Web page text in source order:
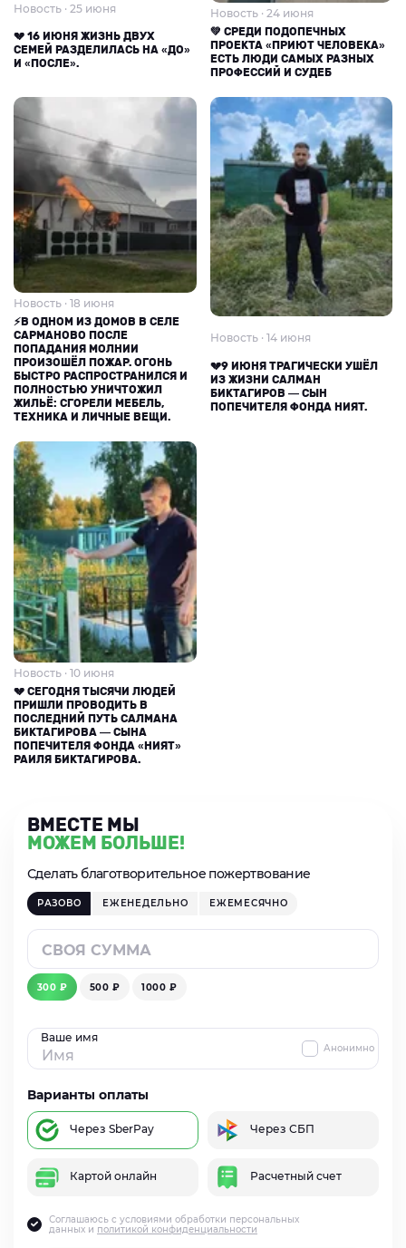
Новость · 25 июня
💔 16 ИЮНЯ ЖИЗНЬ ДВУХ
СЕМЕЙ РАЗДЕЛИЛАСЬ НА «ДО»
И «ПОСЛЕ».
Новость · 24 июня
💚 СРЕДИ ПОДОПЕЧНЫХ
ПРОЕКТА «ПРИЮТ ЧЕЛОВЕКА»
ЕСТЬ ЛЮДИ САМЫХ РАЗНЫХ
ПРОФЕССИЙ И СУДЕБ
Новость · 18 июня
⚡В ОДНОМ ИЗ ДОМОВ В СЕЛЕ
САРМАНОВО ПОСЛЕ
ПОПАДАНИЯ МОЛНИИ
ПРОИЗОШЁЛ ПОЖАР. ОГОНЬ
БЫСТРО РАСПРОСТРАНИЛСЯ И
ПОЛНОСТЬЮ УНИЧТОЖИЛ
ЖИЛЬЁ: СГОРЕЛИ МЕБЕЛЬ,
ТЕХНИКА И ЛИЧНЫЕ ВЕЩИ.
Новость · 14 июня
💔9 ИЮНЯ ТРАГИЧЕСКИ УШЁЛ
ИЗ ЖИЗНИ САЛМАН
БИКТАГИРОВ — СЫН
ПОПЕЧИТЕЛЯ ФОНДА НИЯТ.
Новость · 10 июня
💔 СЕГОДНЯ ТЫСЯЧИ ЛЮДЕЙ
ПРИШЛИ ПРОВОДИТЬ В
ПОСЛЕДНИЙ ПУТЬ САЛМАНА
БИКТАГИРОВА — СЫНА
ПОПЕЧИТЕЛЯ ФОНДА «НИЯТ»
РАИЛЯ БИКТАГИРОВА.
ВМЕСТЕ МЫ
МОЖЕМ БОЛЬШЕ!
Сделать благотворительное пожертвование
РАЗОВО ЕЖЕНЕДЕЛЬНО ЕЖЕМЕСЯЧНО
300 ₽ 500 ₽ 1000 ₽
Ваше имя
Анонимно
Варианты оплаты
Через SberPay Через СБП
Картой онлайн Расчетный счет
Соглашаюсь с условиями обработки персональных
данных и политикой конфиденциальности